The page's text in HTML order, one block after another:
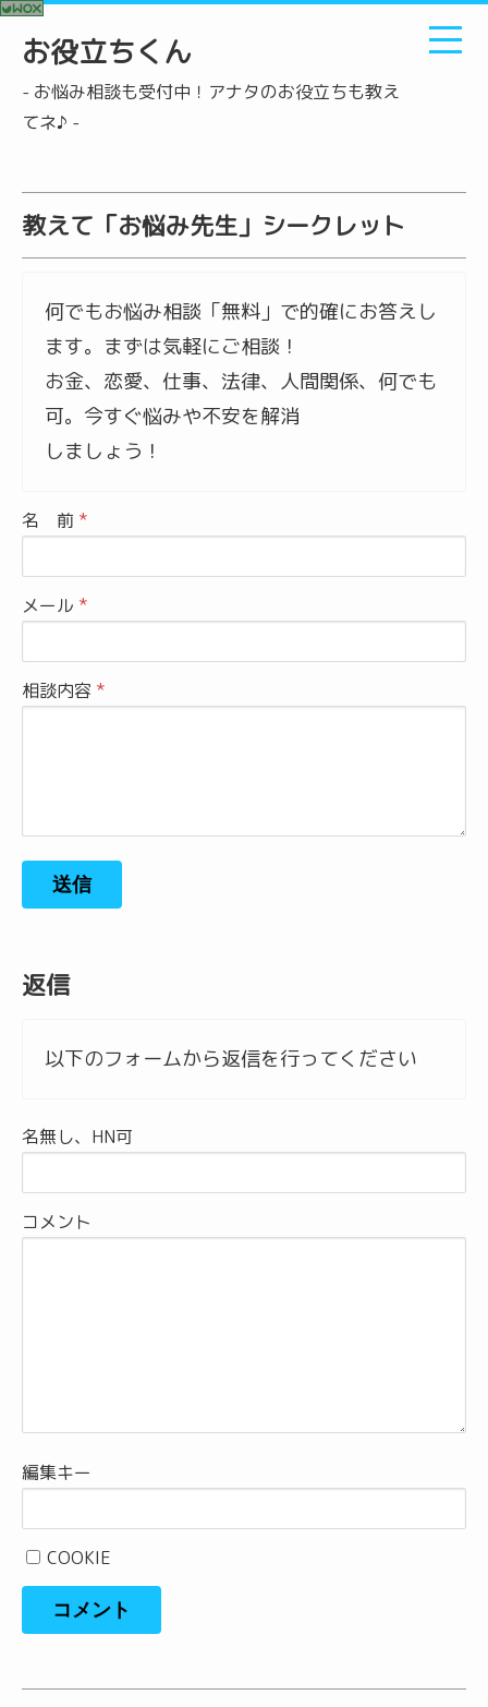
お役立ちくん
- お悩み相談も受付中！アナタのお役立ちも教え
てネ♪ -
教えて「お悩み先生」シークレット
何でもお悩み相談「無料」で的確にお答えし
ます。まずは気軽にご相談！
お金、恋愛、仕事、法律、人間関係、何でも
可。今すぐ悩みや不安を解消
しましょう！
名 前
メール
相談内容
送信
返信
以下のフォームから返信を行ってください
名無し、HN可
コメント
編集キー
COOKIE
コメント